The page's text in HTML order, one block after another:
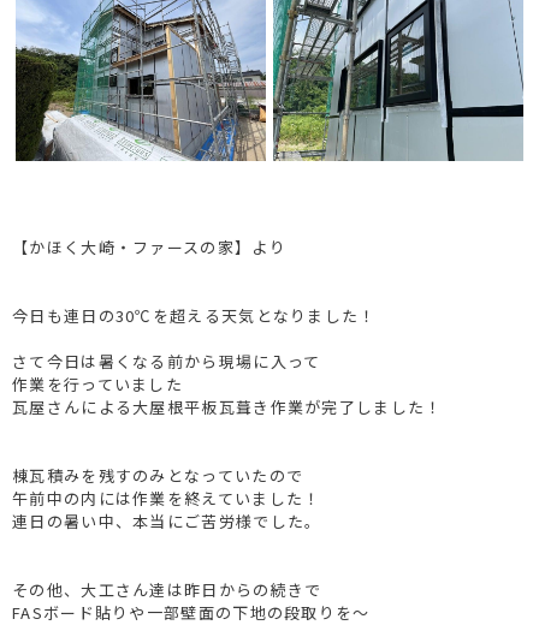
【かほく大崎・ファースの家】より
今日も連日の30℃を超える天気となりました！
さて今日は暑くなる前から現場に入って
作業を行っていました
瓦屋さんによる大屋根平板瓦葺き作業が完了しました！
棟瓦積みを残すのみとなっていたので
午前中の内には作業を終えていました！
連日の暑い中、本当にご苦労様でした。
その他、大工さん達は昨日からの続きで
FASボード貼りや一部壁面の下地の段取りを～